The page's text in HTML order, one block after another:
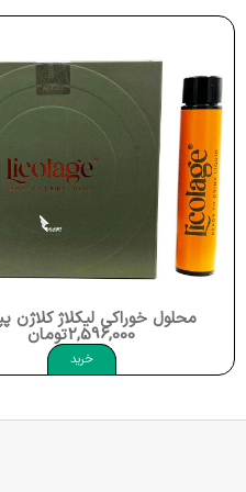
کرم پسوس رام 80 گرمی Psosram Cream
400,000تومان
خرید